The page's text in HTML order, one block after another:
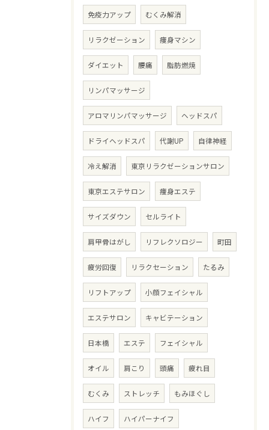
免疫力アップ むくみ解消
リラクゼーション 痩身マシン
ダイエット 腰痛 脂肪燃焼
リンパマッサージ
アロマリンパマッサージ ヘッドスパ
ドライヘッドスパ 代謝UP 自律神経
冷え解消 東京リラクゼーションサロン
東京エステサロン 痩身エステ
サイズダウン セルライト
肩甲骨はがし リフレクソロジー 町田
疲労回復 リラクセーション たるみ
リフトアップ 小顔フェイシャル
エステサロン キャビテーション
日本橋 エステ フェイシャル
オイル 肩こり 頭痛 疲れ目
むくみ ストレッチ もみほぐし
ハイフ ハイパーナイフ